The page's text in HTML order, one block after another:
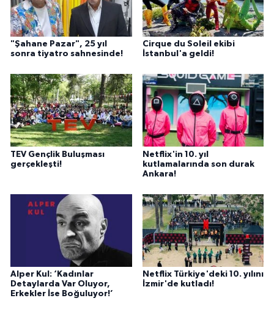
"Şahane Pazar", 25 yıl
sonra tiyatro sahnesinde!
Cirque du Soleil ekibi
İstanbul'a geldi!
TEV Gençlik Buluşması
gerçekleşti!
Netflix'in 10. yıl
kutlamalarında son durak
Ankara!
Alper Kul: ‘Kadınlar
Detaylarda Var Oluyor,
Erkekler İse Boğuluyor!’
Netflix Türkiye'deki 10. yılını
İzmir'de kutladı!